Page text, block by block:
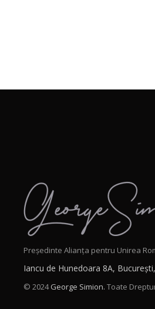
Președinte Alianța pentru Unirea
Iancu de Hunedoara 8A,
© 2024George Simion. Toate